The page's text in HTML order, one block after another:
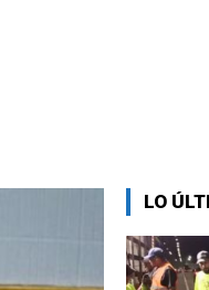
LO